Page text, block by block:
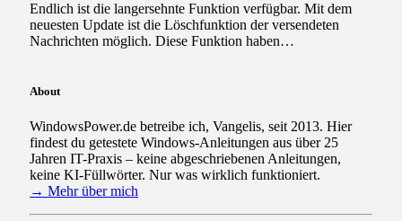
Endlich ist die langersehnte Funktion verfügbar. Mit dem
neuesten Update ist die Löschfunktion der versendeten
Nachrichten möglich. Diese Funktion haben…
About
WindowsPower.de betreibe ich, Vangelis, seit 2013. Hier
findest du getestete Windows-Anleitungen aus über 25
Jahren IT-Praxis – keine abgeschriebenen Anleitungen,
keine KI-Füllwörter. Nur was wirklich funktioniert.
→ Mehr über mich